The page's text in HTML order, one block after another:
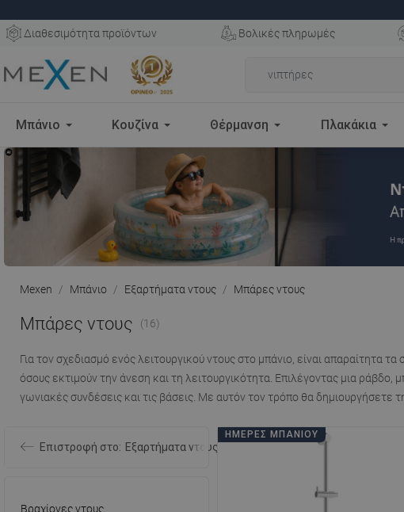
Διαθεσιμότητα προϊόντων Βολικές πληρωμές
Μπάνιο Κουζίνα Θέρμανση Πλακάκια
Mexen Μπάνιο Εξαρτήματα ντους Μπάρες ντους
Μπάρες ντους (16)
Για τον σχεδιασμό ενός λειτουργικού ντους στο μπάνιο, είναι απαραίτητα
όσους εκτιμούν την άνεση και τη λειτουργικότητα. Επιλέγοντας μια
γωνιακές συνδέσεις και τις βάσεις. Με αυτόν τον τρόπο θα
Βραχίονες ντους
Επιστροφή στο: Εξαρτήματα ντους
ΗΜΈΡΕΣ ΜΠΆΝΙΟΥ